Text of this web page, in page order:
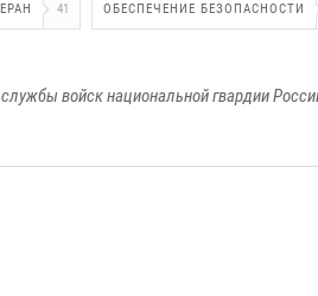
41 ОБЕСПЕЧЕНИЕ БЕЗОПАСНОСТИ
войск национальной гвардии